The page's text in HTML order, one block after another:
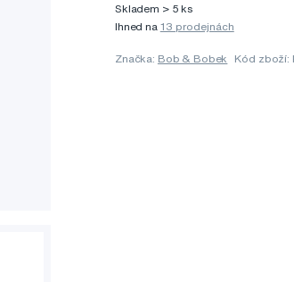
Skladem > 5 ks
Ihned na 13 prodejnách
Značka: Bob & Bobek Kód zboží: